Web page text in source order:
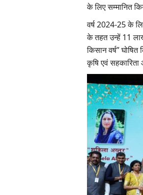
के लिए सम्मानित
वर्ष 2024-25 के
के तहत उन्हें 11 लाख
किसान वर्ष”
कृषि एवं